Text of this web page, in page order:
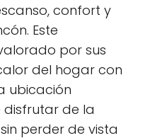
confort y
Este
por sus
del hogar con
ubicación
de la
perder de vista